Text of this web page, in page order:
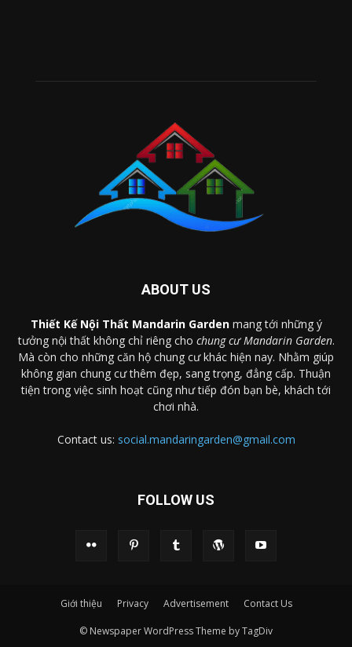
ABOUT US
Thiết Kế Nội Thất Mandarin Gardenmang tới những ý
tưởng nội thất không chỉ riêng cho chung cư Mandarin Garden.
Mà còn cho những căn hộ chung cư khác hiện nay. Nhằm giúp
không gian chung cư thêm đẹp, sang trọng, đẳng cấp. Thuận
tiện trong việc sinh hoạt cũng như tiếp đón bạn bè, khách tới
chơi nhà.
Contact us: social.mandaringarden@gmail.com
FOLLOW US
Giới thiệu Privacy Advertisement Contact Us
© Newspaper WordPress Theme by TagDiv